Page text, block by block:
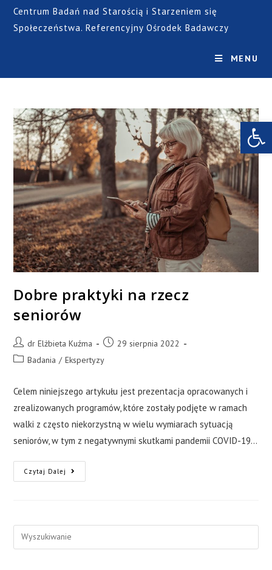
Open toolbar
Centrum Badań nad Starością i Starzeniem się
Społeczeństwa. Referencyjny Ośrodek Badawczy
MENU
Dobre praktyki na rzecz
seniorów
dr Elżbieta Kuźma
29 sierpnia 2022
Badania / Ekspertyzy
Celem niniejszego artykułu jest prezentacja opracowanych i
zrealizowanych programów, które zostały podjęte w ramach
walki z często niekorzystną w wielu wymiarach sytuacją
seniorów, w tym z negatywnymi skutkami pandemii COVID-19…
Czytaj Dalej